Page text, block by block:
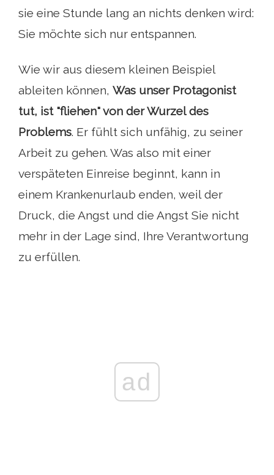
sie eine Stunde lang an nichts denken wird:
Sie möchte sich nur entspannen.
Wie wir aus diesem kleinen Beispiel
ableiten können, Was unser Protagonist
tut, ist "fliehen" von der Wurzel des
Problems. Er fühlt sich unfähig, zu seiner
Arbeit zu gehen. Was also mit einer
verspäteten Einreise beginnt, kann in
einem Krankenurlaub enden, weil der
Druck, die Angst und die Angst Sie nicht
mehr in der Lage sind, Ihre Verantwortung
zu erfüllen.
ad